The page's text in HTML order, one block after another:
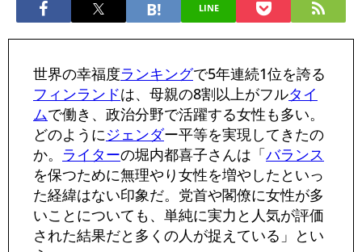
LINE
世界の幸福度ランキングで5年連続1位を誇る
フィンランドは、母親の8割以上がフルタイ
ムで働き、政治分野で活躍する女性も多い。
どのようにジェンダー平等を実現してきたの
か。 ライターの堀内都喜子さんは「バランス
を保つために無理やり女性を増やしたといっ
た経緯はない印象だ。党首や閣僚に女性が多
いことについても、単純に実力と人気が評価
された結果だと多くの人が捉えている」とい